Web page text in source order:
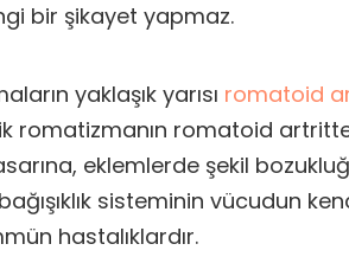
bir şikayet yapmaz.
yaklaşık yarısı romatoid
romatizmanın romatoid
eklemlerde şekil
sisteminin vücudun
hastalıklardır.